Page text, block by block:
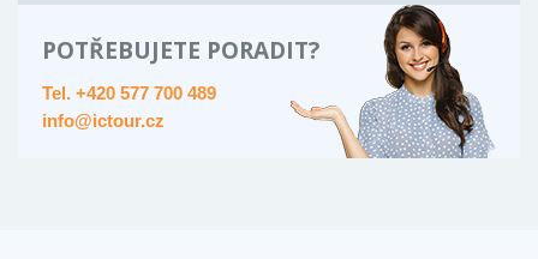
POTŘEBUJETE PORADIT?
Tel. +420 577 700 489
info@ictour.cz